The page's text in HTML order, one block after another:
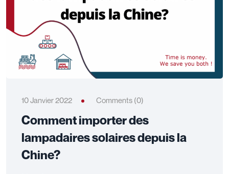
10 Janvier 2022 Comments (0)
Comment importer des
lampadaires solaires depuis la
Chine?